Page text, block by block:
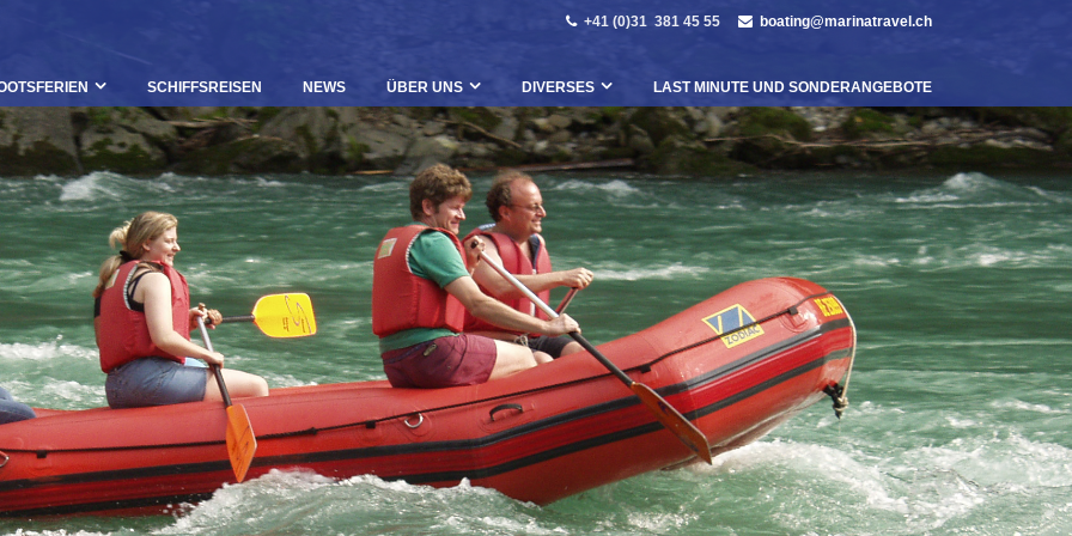
+41 (0)31 381 45 55 boating@marinatravel.ch
SCHIFFSREISEN NEWS ÜBER UNS DIVERSES LAST MINUTE UND SONDERANGEBOTE